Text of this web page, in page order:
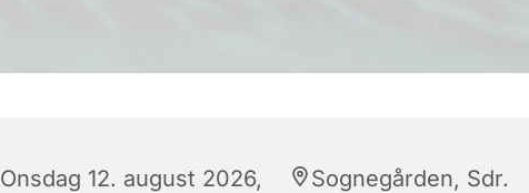
Onsdag 12. august 2026,
Sognegården, Sdr.